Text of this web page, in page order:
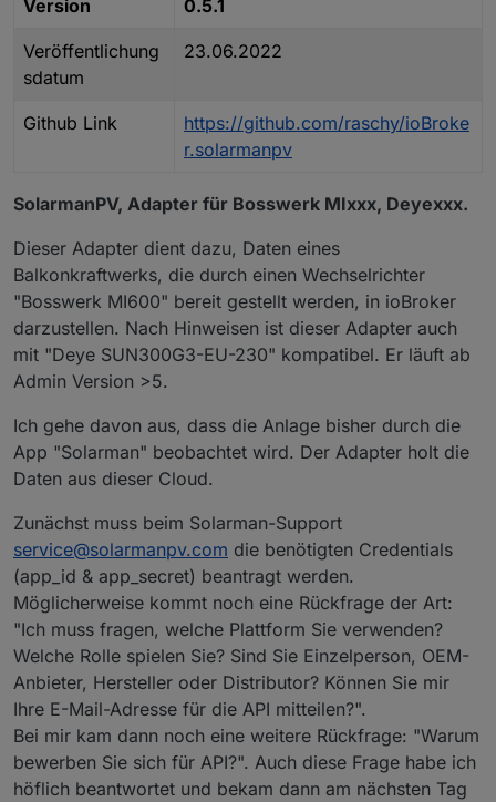
Version
0.5.1
Veröffentlichung
sdatum
23.06.2022
Github Link
https://github.com/raschy/ioBroke
r.solarmanpv
SolarmanPV, Adapter für Bosswerk MIxxx, Deyexxx.
Dieser Adapter dient dazu, Daten eines
Balkonkraftwerks, die durch einen Wechselrichter
"Bosswerk MI600" bereit gestellt werden, in ioBroker
darzustellen. Nach Hinweisen ist dieser Adapter auch
mit "Deye SUN300G3-EU-230" kompatibel. Er läuft ab
Admin Version >5.
Ich gehe davon aus, dass die Anlage bisher durch die
App "Solarman" beobachtet wird. Der Adapter holt die
Daten aus dieser Cloud.
Zunächst muss beim Solarman-Support
service@solarmanpv.com die benötigten Credentials
(app_id & app_secret) beantragt werden.
Möglicherweise kommt noch eine Rückfrage der Art:
"Ich muss fragen, welche Plattform Sie verwenden?
Welche Rolle spielen Sie? Sind Sie Einzelperson, OEM-
Anbieter, Hersteller oder Distributor? Können Sie mir
Ihre E-Mail-Adresse für die API mitteilen?".
Bei mir kam dann noch eine weitere Rückfrage: "Warum
bewerben Sie sich für API?". Auch diese Frage habe ich
höflich beantwortet und bekam dann am nächsten Tag